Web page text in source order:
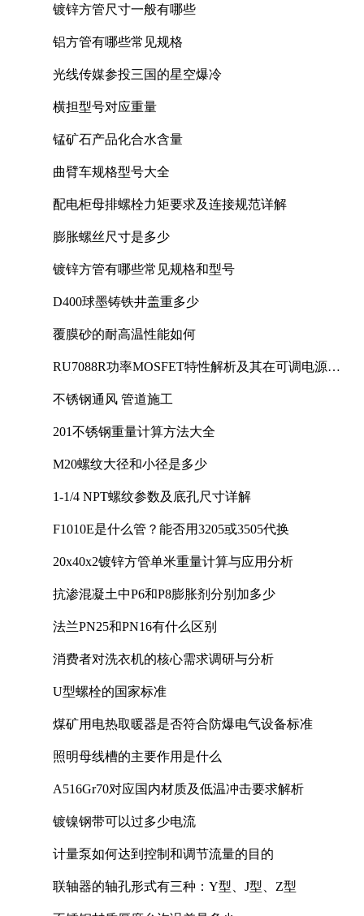
镀锌方管尺寸一般有哪些
铝方管有哪些常见规格
光线传媒参投三国的星空爆冷
横担型号对应重量
锰矿石产品化合水含量
曲臂车规格型号大全
配电柜母排螺栓力矩要求及连接规范详解
膨胀螺丝尺寸是多少
镀锌方管有哪些常见规格和型号
D400球墨铸铁井盖重多少
覆膜砂的耐高温性能如何
RU7088R功率MOSFET特性解析及其在可调电源设
不锈钢通风 管道施工
201不锈钢重量计算方法大全
M20螺纹大径和小径是多少
1-1/4 NPT螺纹参数及底孔尺寸详解
F1010E是什么管？能否用3205或3505代换
20x40x2镀锌方管单米重量计算与应用分析
抗渗混凝土中P6和P8膨胀剂分别加多少
法兰PN25和PN16有什么区别
消费者对洗衣机的核心需求调研与分析
U型螺栓的国家标准
煤矿用电热取暖器是否符合防爆电气设备标准
照明母线槽的主要作用是什么
A516Gr70对应国内材质及低温冲击要求解析
镀镍钢带可以过多少电流
计量泵如何达到控制和调节流量的目的
联轴器的轴孔形式有三种：Y型、J型、Z型